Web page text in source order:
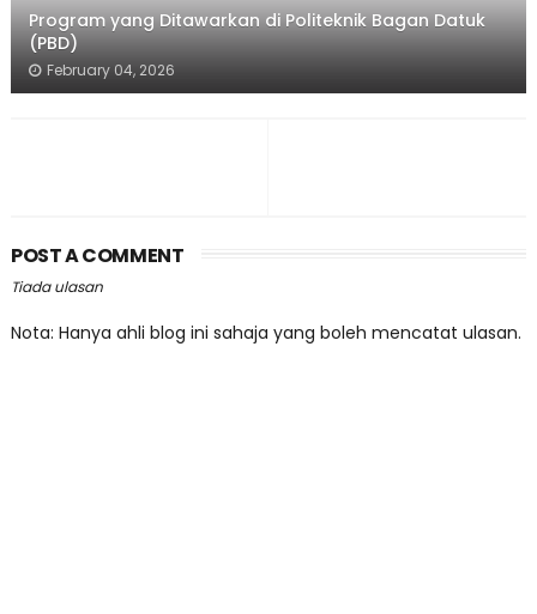
Program yang Ditawarkan di Politeknik Bagan Datuk
(PBD)
February 04, 2026
POST A COMMENT
Tiada ulasan
Nota: Hanya ahli blog ini sahaja yang boleh mencatat ulasan.